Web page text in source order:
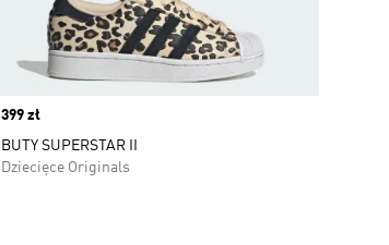
Price
399 zł
BUTY SUPERSTAR II
Dziecięce Originals